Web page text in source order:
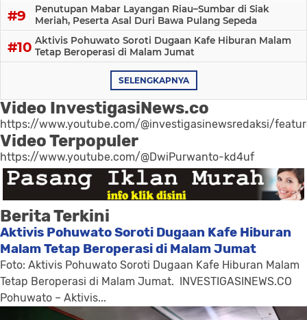
Penutupan Mabar Layangan Riau–Sumbar di Siak
Meriah, Peserta Asal Duri Bawa Pulang Sepeda
Aktivis Pohuwato Soroti Dugaan Kafe Hiburan Malam
Tetap Beroperasi di Malam Jumat
SELENGKAPNYA
Video InvestigasiNews.co
https://www.youtube.com/@investigasinewsredaksi/
Video Terpopuler
https://www.youtube.com/@DwiPurwanto-kd4uf
Berita Terkini
Aktivis Pohuwato Soroti Dugaan Kafe Hiburan
Malam Tetap Beroperasi di Malam Jumat
Foto: Aktivis Pohuwato Soroti Dugaan Kafe Hiburan Malam
Tetap Beroperasi di Malam Jumat. INVESTIGASINEWS.CO
Pohuwato – Aktivis...